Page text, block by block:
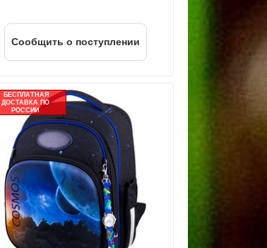
Cообщить о поступлении
БЕСПЛАТНАЯ
ДОСТАВКА ПО
РОССИИ